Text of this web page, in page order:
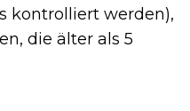
kontrolliert werden),
die älter als 5